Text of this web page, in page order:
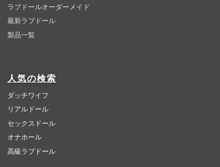
ラブドールオーダーメイド
最新ラブドール
製品一覧
人気の検索
ダッチワイフ
リアルドール
セックスドール
オナホール
高級ラブドール